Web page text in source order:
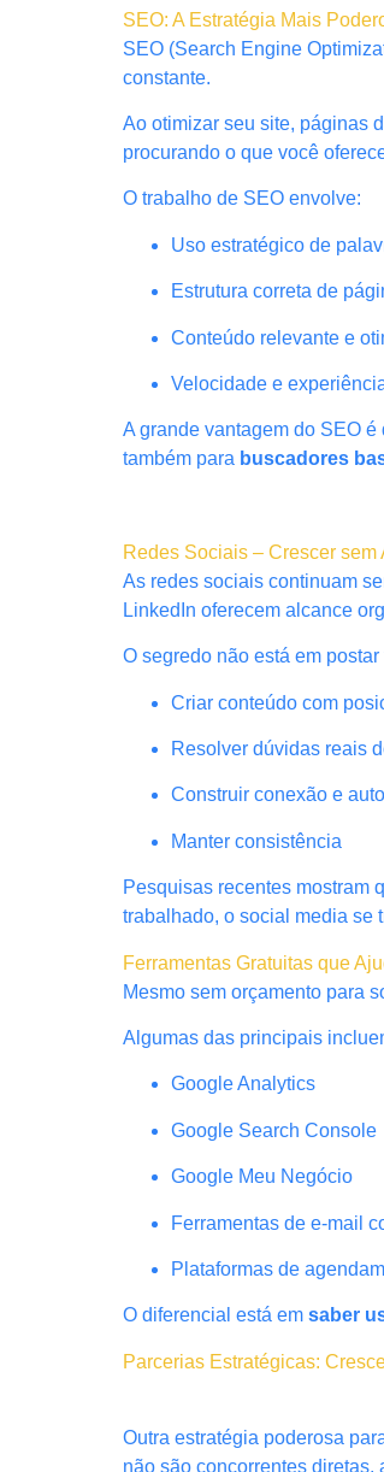
SEO: A Estratégia Mais
SEO (Search Engine
constante.
Ao otimizar seu site, páginas
procurando o que você
O trabalho de SEO envolve:
Uso estratégico de
Estrutura correta de
Conteúdo relevante e
Velocidade e
A grande vantagem do SEO é
também para buscadores
Redes Sociais – Crescer sem
As redes sociais continuam
LinkedIn oferecem alcance
O segredo não está em
Criar conteúdo com
Resolver dúvidas reais
Construir conexão e
Manter consistência
Pesquisas recentes mostram
trabalhado, o social media se
Ferramentas Gratuitas que
Mesmo sem orçamento para
Algumas das principais
Google Analytics
Google Search Console
Google Meu Negócio
Ferramentas de e-mail
Plataformas de
O diferencial está em saber
Parcerias Estratégicas:
Outra estratégia poderosa
não são concorrentes